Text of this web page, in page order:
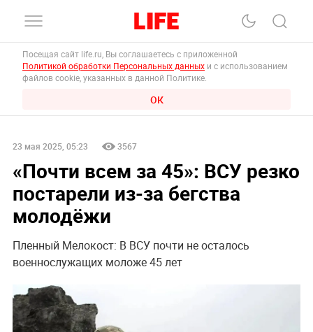
Посещая сайт life.ru, Вы соглашаетесь с приложенной
Политикой обработки Персональных данных и с использованием
файлов cookie, указанных в данной Политике.
ОК
23 мая 2025, 05:23 3567
«Почти всем за 45»: ВСУ резко
постарели из-за бегства
молодёжи
Пленный Мелокост: В ВСУ почти не осталось
военнослужащих моложе 45 лет